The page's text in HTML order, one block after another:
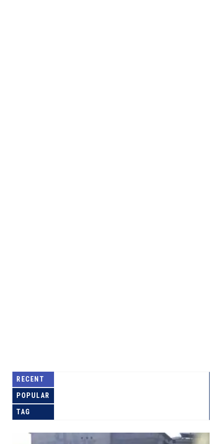
RECENT
POPULAR
TAG